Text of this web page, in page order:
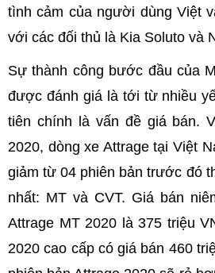
tình cảm của người dùng Việt
với các đối thủ là Kia Soluto và
Sự thành công bước đầu của
được đánh giá là tới từ nhiều
tiên chính là vấn đề giá bán.
2020, dòng xe Attrage tại Việt
giảm từ 04 phiên bản trước đó
nhất: MT và CVT. Giá bán
Attrage MT 2020 là 375 triệu
2020 cao cấp có giá bán 460